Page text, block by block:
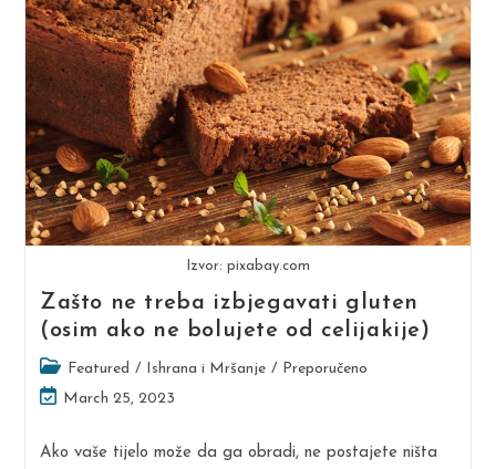
Je
Bolje?
Izvor: pixabay.com
Zašto ne treba izbjegavati gluten
(osim ako ne bolujete od celijakije)
Post
category:
Featured / Ishrana i Mršanje / Preporučeno
Post
modified:
March 25, 2023
Ako vaše tijelo može da ga obradi, ne postajete ništa